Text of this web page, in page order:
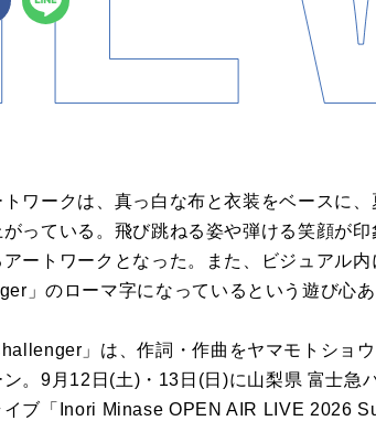
ワークは、真っ白な布と衣装をベースに
っている。飛び跳ねる姿や弾ける笑顔が
ートワークとなった。また、ビジュアル内
」のローマ字になっているという遊び心あ
」は、作詞・作曲をヤマモトショ
ン。9 月 12 日 (土) ・ 13 日 (日)に山梨県 富士急
ブ「
Inori Minase OPEN AIR LIVE 2026